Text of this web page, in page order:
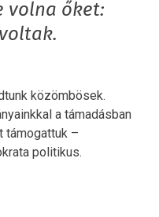
volna őket:
közömbösek.
a támadásban
támogattuk –
politikus.